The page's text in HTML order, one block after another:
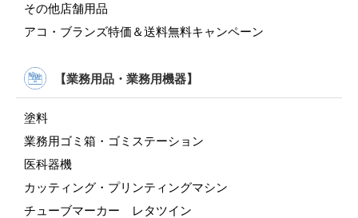
その他店舗用品
アコ・ブランズ特価＆送料無料キャンペーン
【業務用品・業務用機器】
塗料
業務用ゴミ箱・ゴミステーション
医科器機
カッティング・プリンティングマシン
チューブマーカー レタツイン